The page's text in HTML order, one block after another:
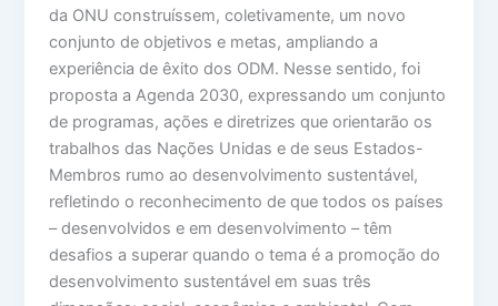
da ONU construíssem, coletivamente, um novo
conjunto de objetivos e metas, ampliando a
experiência de êxito dos ODM. Nesse sentido, foi
proposta a Agenda 2030, expressando um conjunto
de programas, ações e diretrizes que orientarão os
trabalhos das Nações Unidas e de seus Estados-
Membros rumo ao desenvolvimento sustentável,
refletindo o reconhecimento de que todos os países
– desenvolvidos e em desenvolvimento – têm
desafios a superar quando o tema é a promoção do
desenvolvimento sustentável em suas três